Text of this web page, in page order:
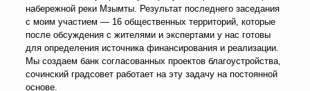
набережной реки Мзымты. Результат последнего заседания
с моим участием — 16 общественных территорий, которые
после обсуждения с жителями и экспертами у нас готовы
для определения источника финансирования и реализации.
Мы создаем банк согласованных проектов благоустройства,
сочинский градсовет работает на эту задачу на постоянной
основе.